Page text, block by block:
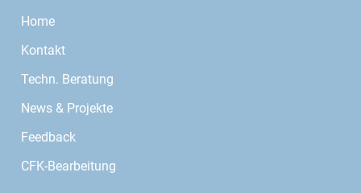
Home
Kontakt
Techn. Beratung
News & Projekte
Feedback
CFK-Bearbeitung